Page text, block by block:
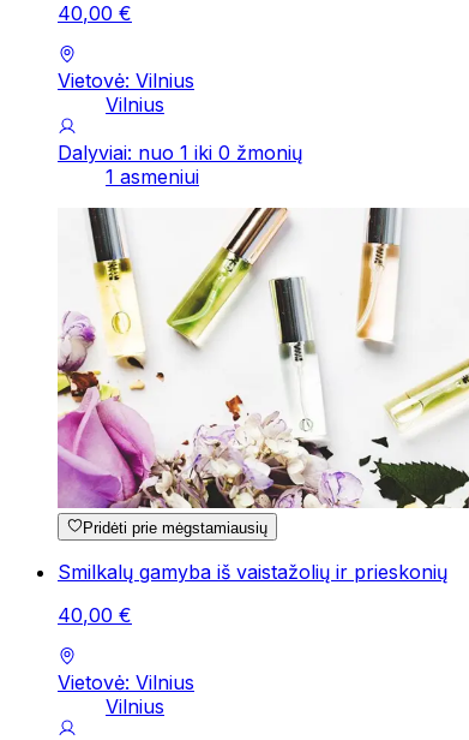
40,00 €
Vietovė: Vilnius
Vilnius
Dalyviai: nuo 1 iki 0 žmonių
1 asmeniui
Pridėti prie mėgstamiausių
Smilkalų gamyba iš vaistažolių ir prieskonių
40,00 €
Vietovė: Vilnius
Vilnius